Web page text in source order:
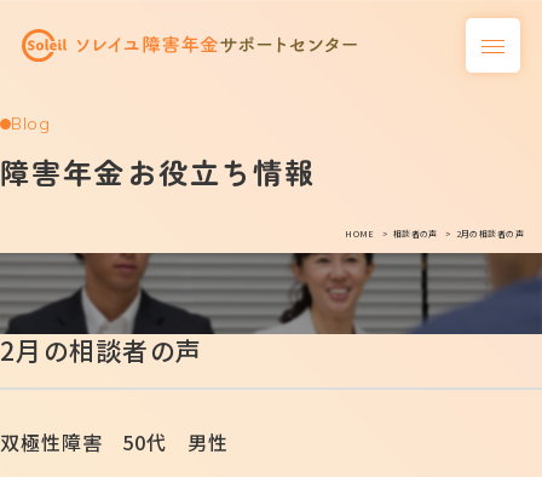
Blog
障害年金お役立ち情報
HOME 相談者の声 2月の相談者の声
2月の相談者の声
双極性障害 50代 男性